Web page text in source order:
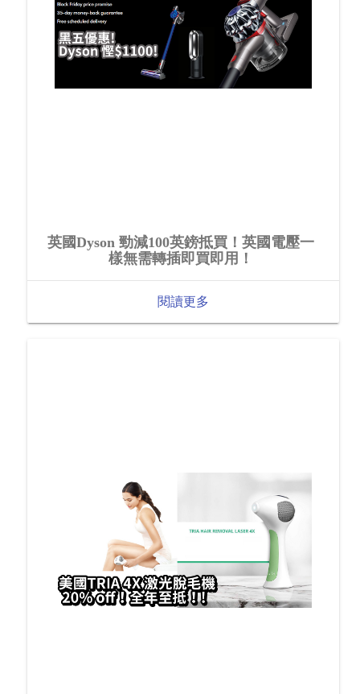
英國Dyson 勁減100英鎊抵買！英國電壓一
樣無需轉插即買即用！
閱讀更多